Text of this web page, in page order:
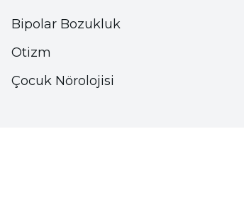
Bipolar Bozukluk
Otizm
Çocuk Nörolojisi